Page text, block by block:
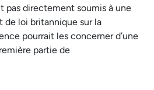
pas directement soumis à une
loi britannique sur la
pourrait les concerner d’une
partie de